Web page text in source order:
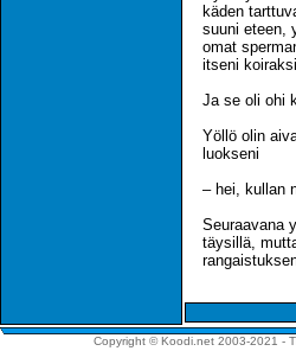
käden
suuni eteen,
omat
itseni koiraksi.
Ja se oli ohi
Yöllö olin
luokseni
– hei, kullan
Seuraavana
täysillä,
Copyright © Koodi.net 2003-2021 -